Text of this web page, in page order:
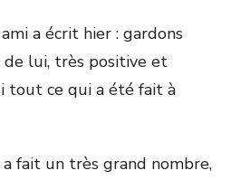
a écrit hier : gardons
lui, très positive et
tout ce qui a été fait à
fait un très grand nombre,